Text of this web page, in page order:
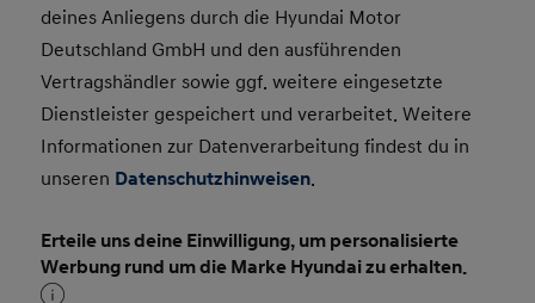
deines Anliegens durch die Hyundai Motor
Deutschland GmbH und den ausführenden
Vertragshändler sowie ggf. weitere eingesetzte
Dienstleister gespeichert und verarbeitet. Weitere
Informationen zur Datenverarbeitung findest du in
unseren Datenschutzhinweisen.
Erteile uns deine Einwilligung, um personalisierte
Werbung rund um die Marke Hyundai zu erhalten.